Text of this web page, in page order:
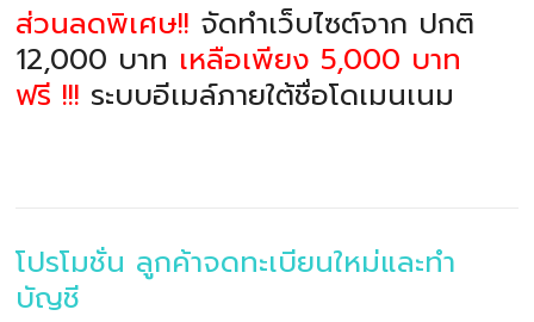
ส่วนลดพิเศษ!! จัดทำเว็บไซต์จาก ปกติ
12,000 บาท เหลือเพียง 5,000 บาท
ฟรี !!! ระบบอีเมล์ภายใต้ชื่อโดเมนเนม
โปรโมชั่น ลูกค้าจดทะเบียนใหม่และทำ
บัญชี